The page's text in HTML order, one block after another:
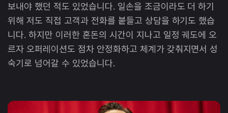
보내야 했던 적도 있었습니다. 일손을 조금이라도 더 하기
위해 저도 직접 고객과 전화를 붙들고 상담을 하기도 했습
니다. 하지만 이러한 혼돈의 시간이 지나고 일정 궤도에 오
르자 오퍼레이션도 점차 안정화하고 체계가 갖춰지면서 성
숙기로 넘어갈 수 있었습니다.